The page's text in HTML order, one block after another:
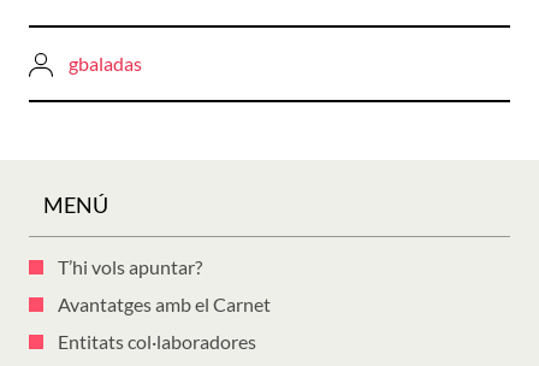
gbaladas
MENÚ
T’hi vols apuntar?
Avantatges amb el Carnet
Entitats col·laboradores